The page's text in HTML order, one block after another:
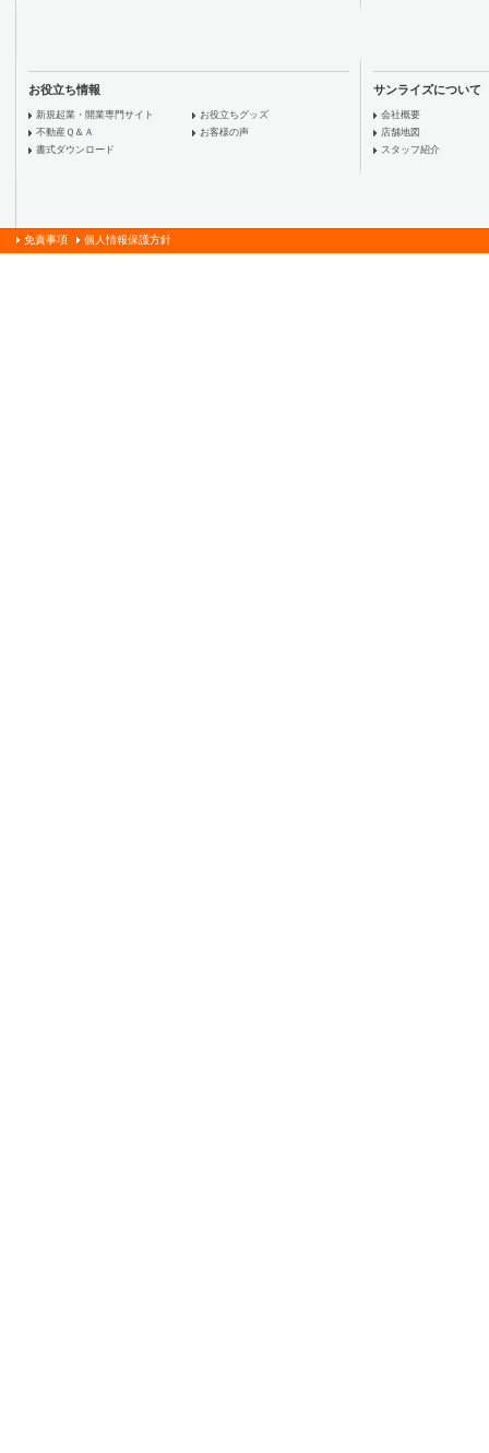
お役立ち情報
新規起業・開業専門サイト
不動産Ｑ＆Ａ
書式ダウンロード
お役立ちグッズ
お客様の声
サンライズについて
会社概要
店舗地図
スタッフ紹介
免責事項 個人情報保護方針